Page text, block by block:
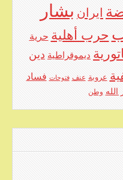
ايران بشار
حرب أهلية حرية
ديموقراطية دين
عروبة عنف فتوحات فساد
الله وطن